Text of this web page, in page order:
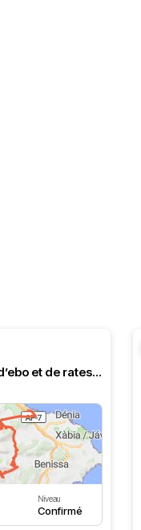
Balade dans les col d’ebo et de rates !!!
Niveau
Confirmé